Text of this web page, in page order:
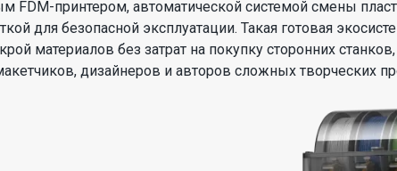
FDM-принтером, автоматической системой смены
для безопасной эксплуатации. Такая готовая
материалов без затрат на покупку сторонних
дизайнеров и авторов сложных творческих